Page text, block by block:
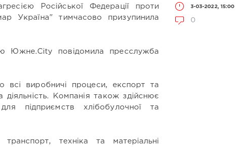
3-03-2022, 15:00
0
Російської Федерації проти
Україна" тимчасово призупинила
Южне.City повідомила пресслужба
всі виробничі процеси, експорт та
діяльність. Компанія також здійснює
підприємств хлібобулочної та
техніка та матеріальні